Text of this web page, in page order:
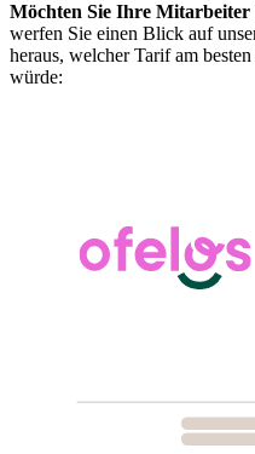
Möchten Sie Ihre Mitarbeiter
werfen Sie einen Blick auf
heraus, welcher Tarif am
würde: